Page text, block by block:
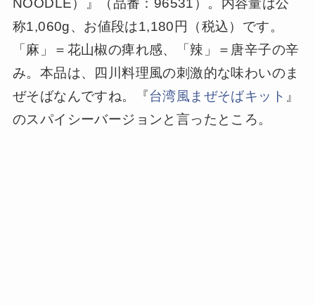
称1,060g、お値段は1,180円（税込）です。
「麻」＝花山椒の痺れ感、「辣」＝唐辛子の辛
み。本品は、四川料理風の刺激的な味わいのま
ぜそばなんですね。『台湾風まぜそばキット 』
のスパイシーバージョンと言ったところ。